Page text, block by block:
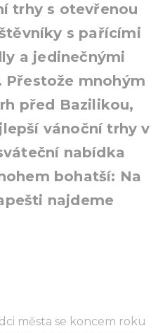
trhy s otevřenou
s pařícími
a jedinečnými
mnohým
před Bazilikou,
vánoční trhy v
nabídka
bohatší: Na
najdeme
města se koncem roku